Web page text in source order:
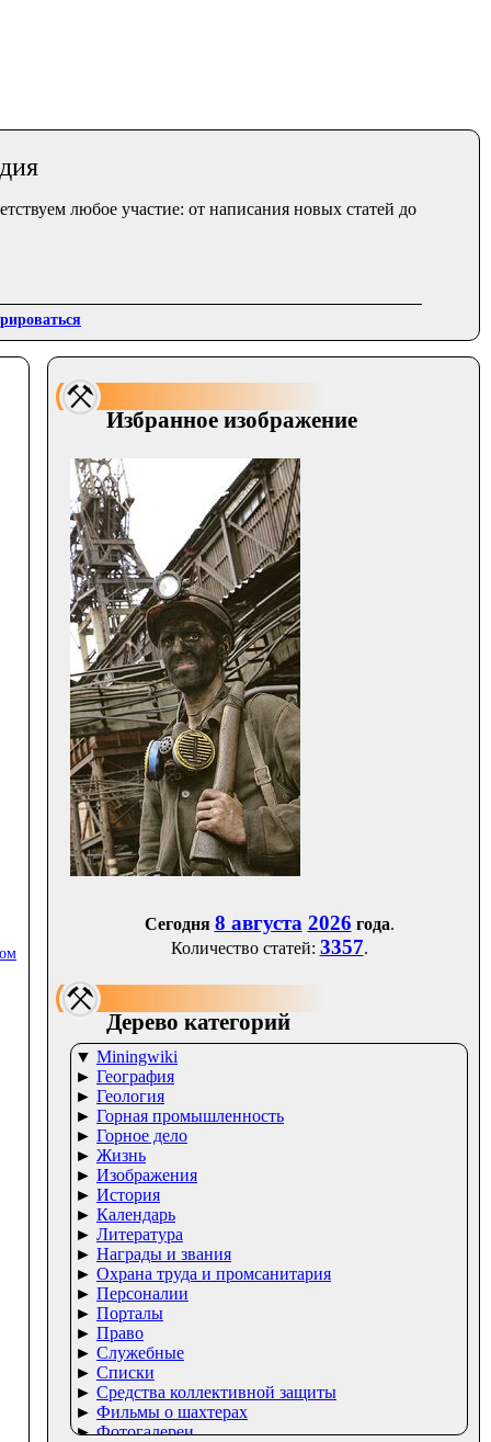
любое участие: от написания новых статей до
Избранное изображение
Сегодня 8 августа 2026 года.
Количество статей: 3357.
Дерево категорий
▼ Miningwiki
► География
► Геология
► Горная промышленность
► Горное дело
► Жизнь
► Изображения
► История
► Календарь
► Литература
► Награды и звания
► Охрана труда и промсанитария
► Персоналии
► Порталы
► Право
► Служебные
► Списки
► Средства коллективной защиты
► Фильмы о шахтерах
►Фотогалереи